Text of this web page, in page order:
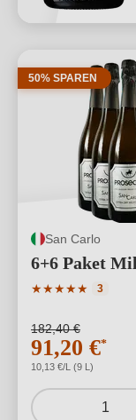
50% SPAREN
San Carlo
6+6 Paket
★★★★★ 3
182,40 €
91,20 €*
10,13 €/L (9 L)
1